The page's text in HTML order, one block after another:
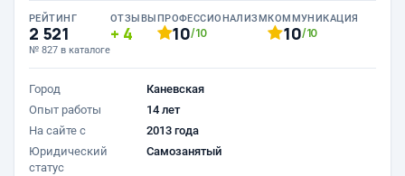
РЕЙТИНГ
2 521
№ 827 в каталоге
ОТЗЫВЫ
4
ПРОФЕССИОНАЛИЗМ
10/10
КОММУНИКАЦИЯ
10/10
Город
Каневская
Опыт работы
14 лет
На сайте с
2013 года
Юридический
статус
Самозанятый